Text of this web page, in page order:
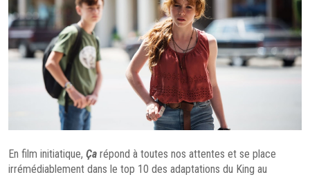
En film initiatique, Ça répond à toutes nos attentes et se place
irrémédiablement dans le top 10 des adaptations du King au